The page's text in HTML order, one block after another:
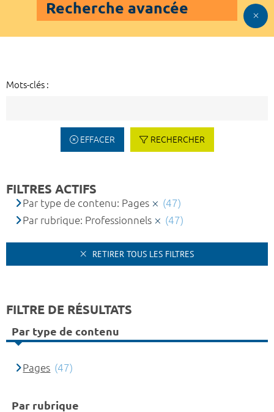
Recherche avancée
Mots-clés :
EFFACER RECHERCHER
FILTRES ACTIFS
Par type de contenu: Pages
(47)
Par rubrique: Professionnels
(47)
RETIRER TOUS LES FILTRES
FILTRE DE RÉSULTATS
Par type de contenu
Pages (47)
Par rubrique